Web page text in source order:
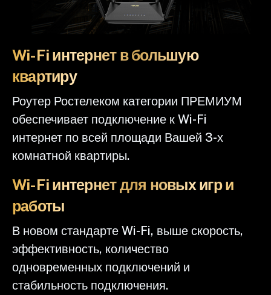
Wi-Fi интернет в большую
квартиру
Роутер Ростелеком категории ПРЕМИУМ
обеспечивает подключение к Wi-Fi
интернет по всей площади Вашей 3-х
комнатной квартиры.
Wi-Fi интернет для новых игр и
работы
В новом стандарте Wi-Fi, выше скорость,
эффективность, количество
одновременных подключений и
стабильность подключения.